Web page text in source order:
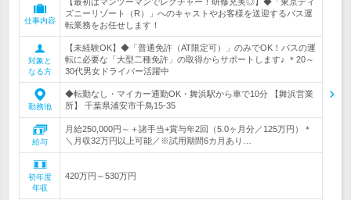
仕事内容
ズニーリゾート（R）」へのキャストやお客様を送迎するバス運
転業務をお任せします！
対象と
なる方
【未経験OK】◆「普通免許（AT限定可）」のみでOK！バスの運
転に必要な「大型二種免許」の取得からサポートします♪ ＊20～
30代男女ドライバー活躍中
勤務地
◆転勤なし・マイカー通勤OK・舞浜駅から車で10分 【舞浜営業
所】 千葉県浦安市千鳥15-35
給与
月給250,000円～＋諸手当+賞与年2回（5.0ヶ月分／125万円）＊
＼月収32万円以上可能／※試用期間6カ月あり…
初年度
年収
420万円～530万円